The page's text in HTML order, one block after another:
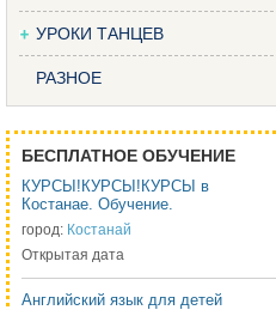
УРОКИ ТАНЦЕВ
РАЗНОЕ
БЕСПЛАТНОЕ ОБУЧЕНИЕ
КУРСЫ!КУРСЫ!КУРСЫ в
Костанае. Обучение.
город: Костанай
Открытая дата
Английский язык для детей